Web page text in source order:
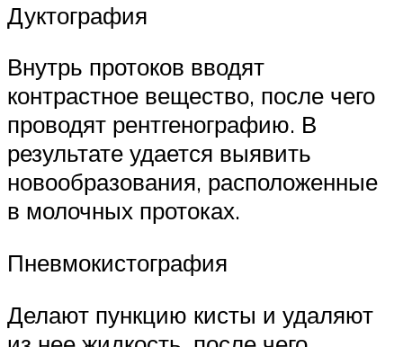
Дуктография
Внутрь протоков вводят
контрастное вещество, после чего
проводят рентгенографию. В
результате удается выявить
новообразования, расположенные
в молочных протоках.
Пневмокистография
Делают пункцию кисты и удаляют